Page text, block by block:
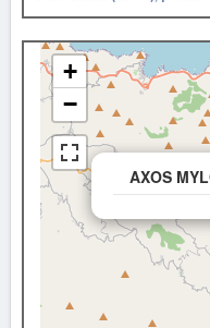
AXOS
+
−